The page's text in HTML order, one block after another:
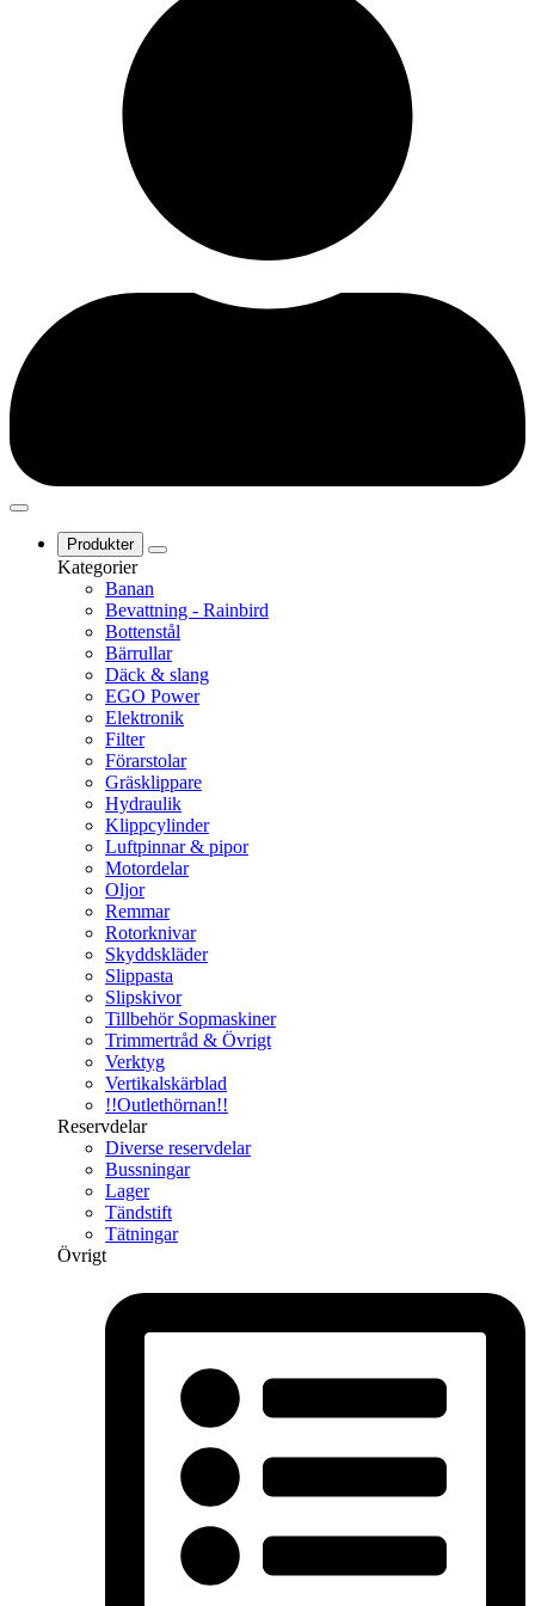
Produkter
Kategorier
Banan
Bevattning - Rainbird
Bottenstål
Bärrullar
Däck & slang
EGO Power
Elektronik
Filter
Förarstolar
Gräsklippare
Hydraulik
Klippcylinder
Luftpinnar & pipor
Motordelar
Oljor
Remmar
Rotorknivar
Skyddskläder
Slippasta
Slipskivor
Tillbehör Sopmaskiner
Trimmertråd & Övrigt
Verktyg
Vertikalskärblad
!!Outlethörnan!!
Reservdelar
Diverse reservdelar
Bussningar
Lager
Tändstift
Tätningar
Övrigt